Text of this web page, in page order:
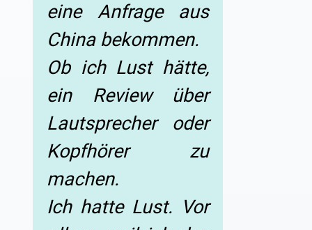
eine Anfrage aus
China bekommen.
Ob ich Lust hätte,
ein Review über
Lautsprecher oder
Kopfhörer zu
machen.
Ich hatte Lust. Vor